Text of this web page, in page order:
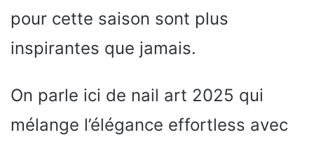
pour cette saison sont plus
inspirantes que jamais.
On parle ici de nail art 2025 qui
mélange l’élégance effortless avec